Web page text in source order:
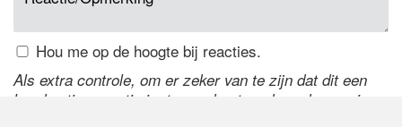
Hou me op de hoogte bij reacties.
Als extra controle, om er zeker van te zijn dat dit een
handmatige reactie is, typ onderstaande code over in